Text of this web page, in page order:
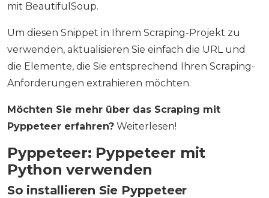
mit BeautifulSoup.
Um diesen Snippet in Ihrem Scraping-Projekt zu
verwenden, aktualisieren Sie einfach die URL und
die Elemente, die Sie entsprechend Ihren Scraping-
Anforderungen extrahieren möchten.
Möchten Sie mehr über das Scraping mit
Pyppeteer erfahren? Weiterlesen!
Pyppeteer: Pyppeteer mit
Python verwenden
So installieren Sie Pyppeteer